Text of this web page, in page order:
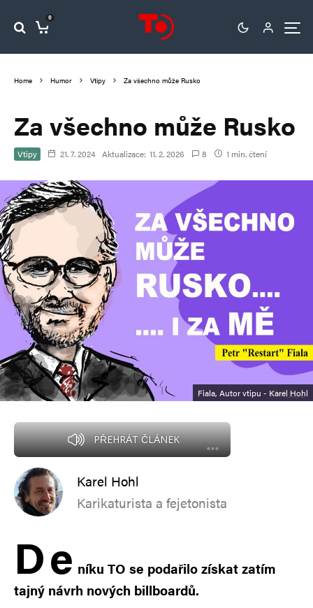
0
Home Humor Vtipy Za všechno může Rusko
Za všechno může Rusko
Vtipy 21. 7. 2024 Aktualizace: 11. 2. 2026 8 1 min. čtení
Fiala, Autor vtipu - Karel Hohl
PŘEHRÁT ČLÁNEK
Karel Hohl
Karikaturista a fejetonista
De níku TO se podařilo získat zatím
tajný návrh nových billboardů.